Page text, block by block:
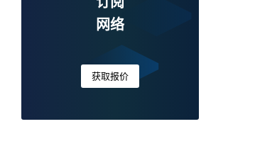
网络
获取报价